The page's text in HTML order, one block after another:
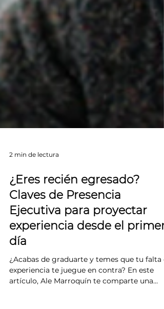
2 min de lectura
¿Eres recién egresado?
Claves de Presencia
Ejecutiva para proyectar
experiencia desde el primer
día
¿Acabas de graduarte y temes que tu falta